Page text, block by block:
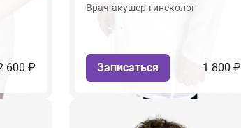
600 ₽
Врач-акушер-гинеколог
Записаться 1 800 ₽